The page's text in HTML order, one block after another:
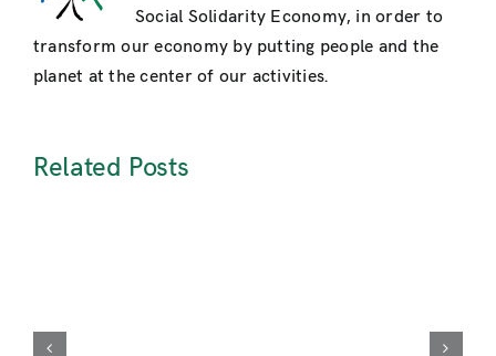
Social Solidarity Economy, in order to
transform our economy by putting people and the
planet at the center of our activities.
Related Posts